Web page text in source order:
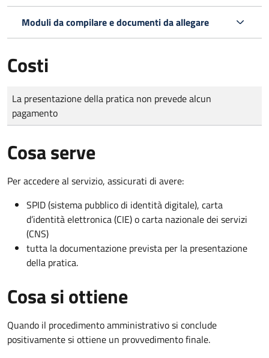
Moduli da compilare e documenti da allegare
Costi
Tipo di pagamento
Importo
La presentazione della pratica non prevede alcun
pagamento
Cosa serve
Per accedere al servizio, assicurati di avere:
SPID (sistema pubblico di identità digitale), carta
d’identità elettronica (CIE) o carta nazionale dei servizi
(CNS)
tutta la documentazione prevista per la presentazione
della pratica.
Cosa si ottiene
Quando il procedimento amministrativo si conclude
positivamente si ottiene un provvedimento finale.